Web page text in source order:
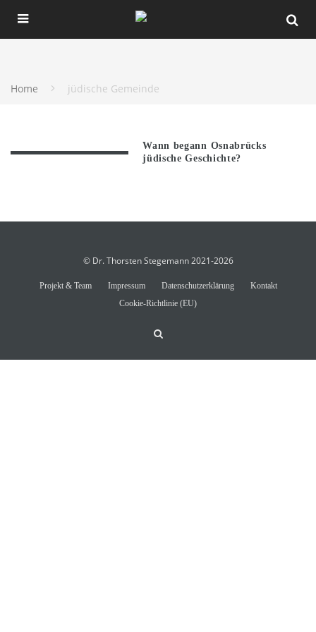
Home jüdische Gemeinde
Wann begann Osnabrücks
jüdische Geschichte?
© Dr. Thorsten Stegemann 2021-2026
Projekt & Team Impressum Datenschutzerklärung
Kontakt
Cookie-Richtlinie (EU)